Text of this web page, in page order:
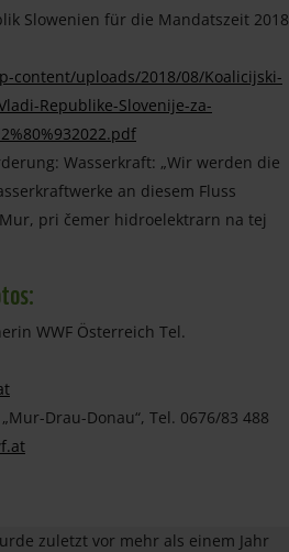
Slowenien für die Mandatszeit 2018
content/uploads/2018/08/Koalicijski-
Republike-Slovenije-za-
Wasserkraft: „Wir werden die
an diesem Fluss
pri čemer hidroelektrarn na tej
WWF Österreich Tel.
Drau-Donau“, Tel. 0676/83 488
zuletzt vor mehr als einem Jahr